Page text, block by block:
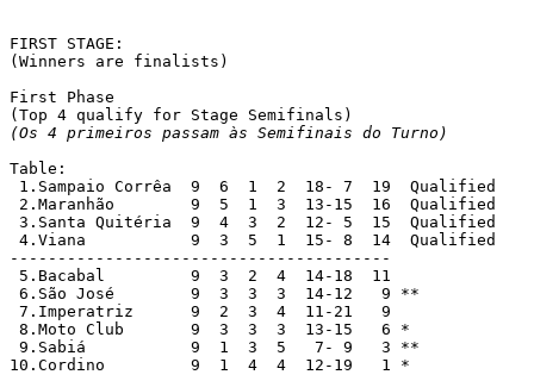
FIRST STAGE:
(Winners are finalists)
First Phase
(Os 4 primeiros passam às Semifinais do Turno)
Table:
1.Sampaio Corrêa  9  6  1  2  18- 7  19  Qualified
2.Maranhão	   9  5  1  3  13-15  16  Qualified
3.Santa Quitéria  9  4  3  2  12- 5  15  Qualified
4.Viana	   9  3  5  1  15- 8  14  Qualified
----------------------------------------
5.Bacabal  	   9  3  2  4  14-18  11
6.São José	   9  3  3  3  14-12   9 **
7.Imperatriz	   9  2  3  4  11-21   9
8.Moto Club	   9  3  3  3  13-15   6 *
9.Sabiá	   9  1  3  5   7- 9   3 **
10.Cordino	   9  1  4  4  12-19   1 *